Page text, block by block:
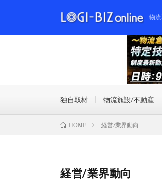
物
独自取材 物流施設/不動産
HOME 経営/業界動向
経営/業界動向